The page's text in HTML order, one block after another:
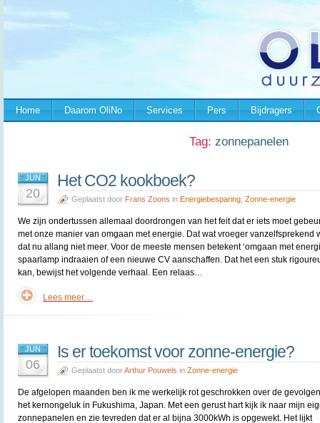
Home Daarom OliNo Services Pers Bijdragers
Tag: zonnepanelen
JUN
20
Het CO2 kookboek?
Geplaatst door Frans Zoons in Energiebesparing Zonne-energie
We zijn ondertussen allemaal doordrongen van het feit dat er iets moet
met onze manier van omgaan met energie. Dat wat vroeger vanzelfsprekend
dat nu allang niet meer. Voor de meeste mensen betekent ‘omgaan met
spaarlamp indraaien of een nieuwe CV aanschaffen. Dat het een stuk
kan, bewijst het volgende verhaal. Een relaas…
Lees meer…
JUN
06
Is er toekomst voor zonne-energie?
Geplaatst doorArthur Pouwels in Zonne-energie
De afgelopen maanden ben ik me werkelijk rot geschrokken over de
het kernongeluk in Fukushima, Japan. Met een gerust hart kijk ik naar mijn
zonnepanelen en zie tevreden dat er al bijna 3000kWh is opgewekt. Het lijkt